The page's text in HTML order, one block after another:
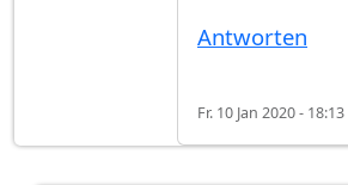
Antworten
Fr. 10 Jan 2020 - 18:13